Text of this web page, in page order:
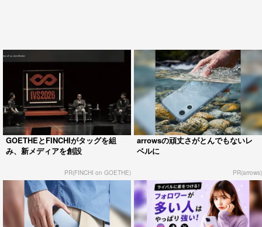
GOETHEとFINCHIがタッグを組
み、新メディアを創設
PR(FINCHI on GOETHE)
arrowsの頑丈さがとんでもないレ
ベルに
PR(arrows)